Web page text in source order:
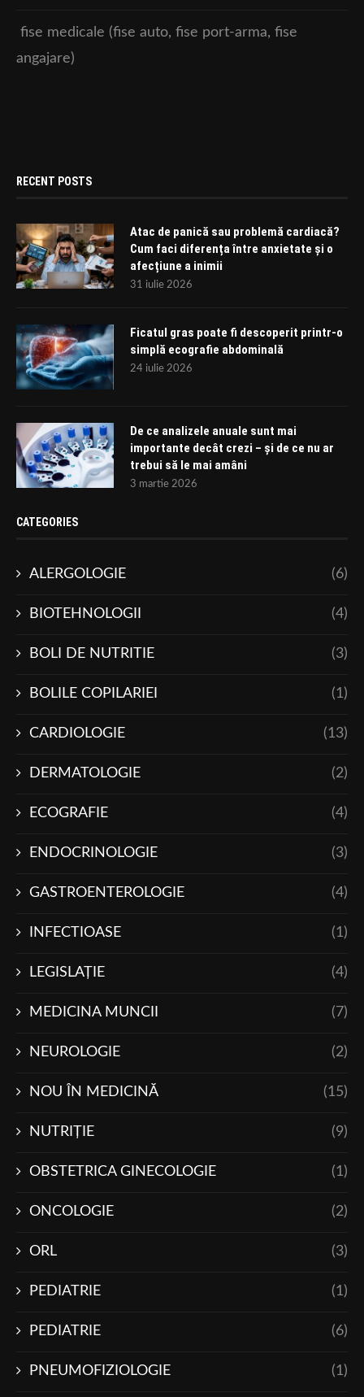
fise medicale (fise auto, fise port-arma, fise
angajare)
RECENT POSTS
Atac de panică sau problemă cardiacă?
Cum faci diferența între anxietate și o
afecțiune a inimii
31 iulie 2026
Ficatul gras poate fi descoperit printr-o
simplă ecografie abdominală
24 iulie 2026
De ce analizele anuale sunt mai
importante decât crezi – și de ce nu ar
trebui să le mai amâni
3 martie 2026
CATEGORIES
ALERGOLOGIE (6)
BIOTEHNOLOGII (4)
BOLI DE NUTRITIE (3)
BOLILE COPILARIEI (1)
CARDIOLOGIE (13)
DERMATOLOGIE (2)
ECOGRAFIE (4)
ENDOCRINOLOGIE (3)
GASTROENTEROLOGIE (4)
INFECTIOASE (1)
LEGISLAŢIE (4)
MEDICINA MUNCII (7)
NEUROLOGIE (2)
NOU ÎN MEDICINĂ (15)
NUTRIŢIE (9)
OBSTETRICA GINECOLOGIE (1)
ONCOLOGIE (2)
ORL (3)
PEDIATRIE (1)
PEDIATRIE (6)
PNEUMOFIZIOLOGIE (1)